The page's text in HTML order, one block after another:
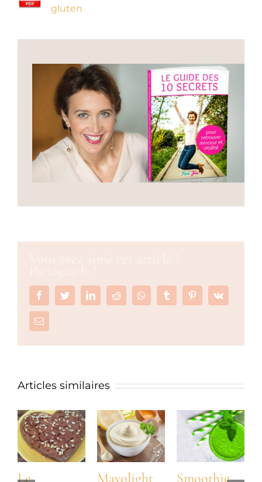
gluten
FacebookTwitterLinkedInReddit WhatsappTumblr PinterestVk
Email
Articles similaires
Le Mayolight Smoothie